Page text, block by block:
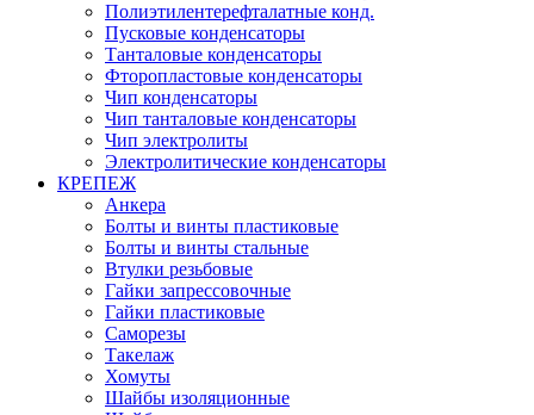
Полиэтилентерефталатные конд.
Пусковые конденсаторы
Танталовые конденсаторы
Фторопластовые конденсаторы
Чип конденсаторы
Чип танталовые конденсаторы
Чип электролиты
Электролитические конденсаторы
КРЕПЕЖ
Анкера
Болты и винты пластиковые
Болты и винты стальные
Втулки резьбовые
Гайки запрессовочные
Гайки пластиковые
Саморезы
Такелаж
Хомуты
Шайбы изоляционные